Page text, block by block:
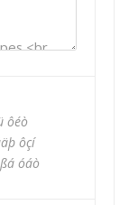
ôéò
ôçí
óáò